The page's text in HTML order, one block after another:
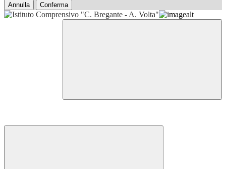
Annulla Conferma